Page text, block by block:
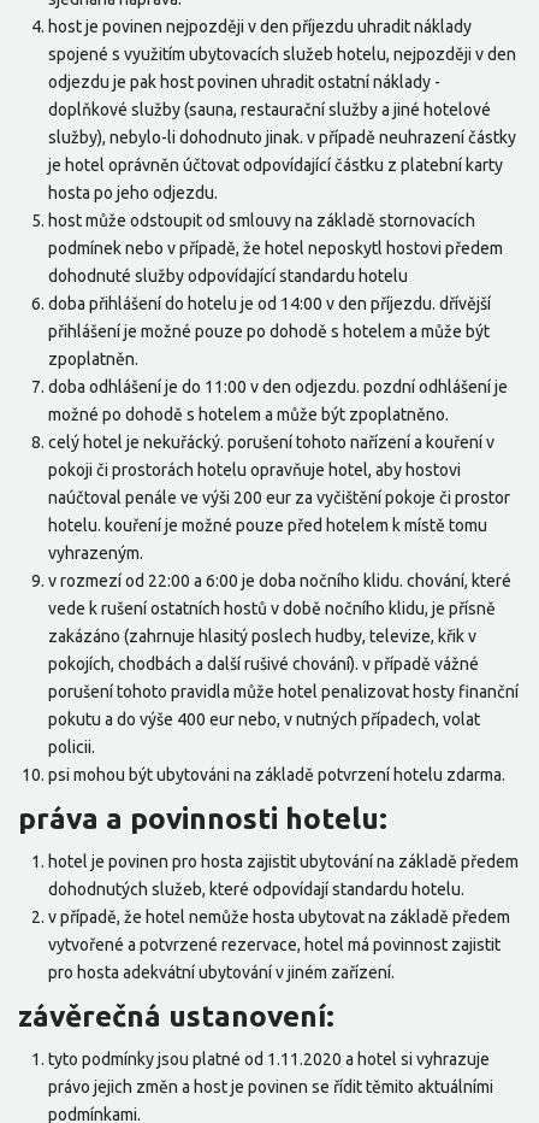
host je povinen nejpozději v den příjezdu uhradit náklady
spojené s využitím ubytovacích služeb hotelu, nejpozději v den
odjezdu je pak host povinen uhradit ostatní náklady -
doplňkové služby (sauna, restaurační služby a jiné hotelové
služby), nebylo-li dohodnuto jinak. v případě neuhrazení částky
je hotel oprávněn účtovat odpovídající částku z platební karty
hosta po jeho odjezdu.
host může odstoupit od smlouvy na základě stornovacích
podmínek nebo v případě, že hotel neposkytl hostovi předem
dohodnuté služby odpovídající standardu hotelu
doba přihlášení do hotelu je od 14:00 v den příjezdu. dřívější
přihlášení je možné pouze po dohodě s hotelem a může být
zpoplatněn.
doba odhlášení je do 11:00 v den odjezdu. pozdní odhlášení je
možné po dohodě s hotelem a může být zpoplatněno.
celý hotel je nekuřácký. porušení tohoto nařízení a kouření v
pokoji či prostorách hotelu opravňuje hotel, aby hostovi
naúčtoval penále ve výši 200 eur za vyčištění pokoje či prostor
hotelu. kouření je možné pouze před hotelem k místě tomu
vyhrazeným.
v rozmezí od 22:00 a 6:00 je doba nočního klidu. chování, které
vede k rušení ostatních hostů v době nočního klidu, je přísně
zakázáno (zahrnuje hlasitý poslech hudby, televize, křik v
pokojích, chodbách a další rušivé chování). v případě vážné
porušení tohoto pravidla může hotel penalizovat hosty finanční
pokutu a do výše 400 eur nebo, v nutných případech, volat
policii.
psi mohou být ubytováni na základě potvrzení hotelu zdarma.
práva a povinnosti hotelu:
hotel je povinen pro hosta zajistit ubytování na základě předem
dohodnutých služeb, které odpovídají standardu hotelu.
v případě, že hotel nemůže hosta ubytovat na základě předem
vytvořené a potvrzené rezervace, hotel má povinnost zajistit
pro hosta adekvátní ubytování v jiném zařízení.
závěrečná ustanovení:
tyto podmínky jsou platné od 1.11.2020 a hotel si vyhrazuje
právo jejich změn a host je povinen se řídit těmito aktuálními
podmínkami.